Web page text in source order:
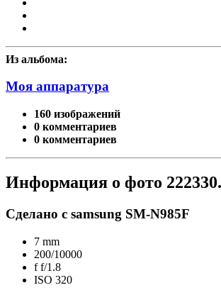
Из альбома:
Моя аппаратура
160 изображений
0 комментариев
0 комментариев
Информация о фото
Сделано с samsung SM-N985F
7 mm
200/10000
ff/1.8
ISO 320